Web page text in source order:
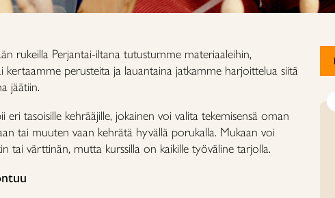
rukeilla Perjantai-iltana tutustumme materiaaleihin,
kertaamme perusteita ja lauantaina jatkamme harjoittelua siitä
jäätiin.
eri tasoisille kehrääjille, jokainen voi valita tekemisensä oman
tai muuten vaan kehrätä hyvällä porukalla. Mukaan voi
tai värttinän, mutta kurssilla on kaikille työväline tarjolla.